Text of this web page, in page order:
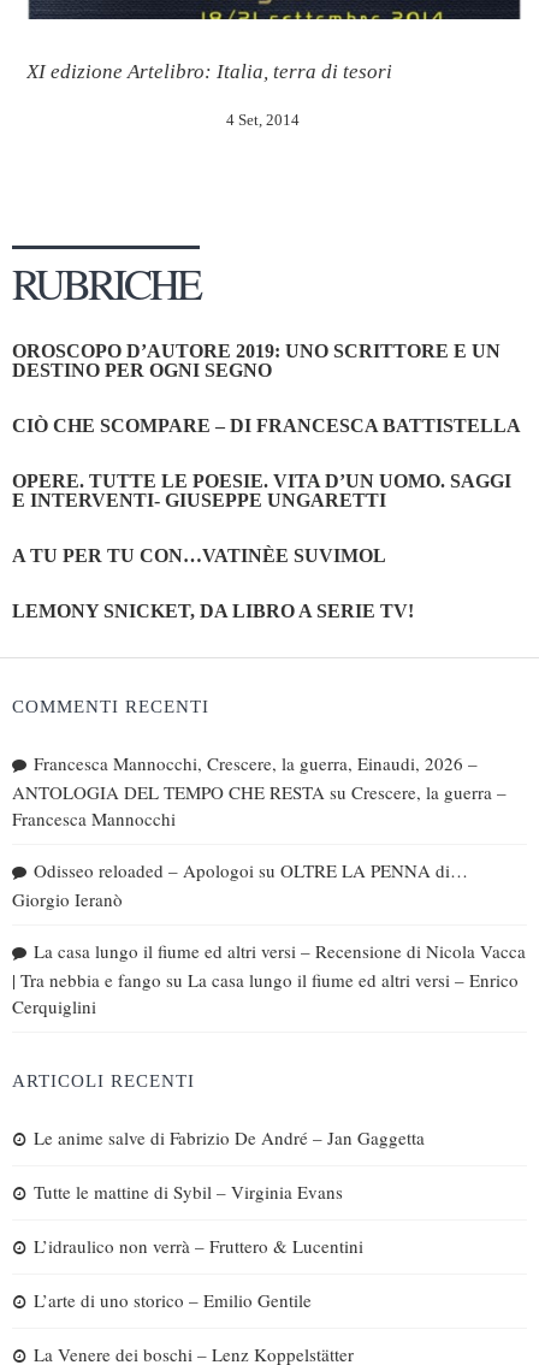
XI edizione Artelibro: Italia, terra di tesori
4 Set, 2014
RUBRICHE
OROSCOPO D’AUTORE 2019: UNO SCRITTORE E UN
DESTINO PER OGNI SEGNO
CIÒ CHE SCOMPARE – DI FRANCESCA BATTISTELLA
OPERE. TUTTE LE POESIE. VITA D’UN UOMO. SAGGI
E INTERVENTI- GIUSEPPE UNGARETTI
A TU PER TU CON…VATINÈE SUVIMOL
LEMONY SNICKET, DA LIBRO A SERIE TV!
COMMENTI RECENTI
Francesca Mannocchi, Crescere, la guerra, Einaudi, 2026 –
ANTOLOGIA DEL TEMPO CHE RESTA su Crescere, la guerra –
Francesca Mannocchi
Odisseo reloaded – Apologoi su OLTRE LA PENNA di…
Giorgio Ieranò
La casa lungo il fiume ed altri versi – Recensione di Nicola Vacca
| Tra nebbia e fango su La casa lungo il fiume ed altri versi – Enrico
Cerquiglini
ARTICOLI RECENTI
Le anime salve di Fabrizio De André – Jan Gaggetta
Tutte le mattine di Sybil – Virginia Evans
L’idraulico non verrà – Fruttero & Lucentini
L’arte di uno storico – Emilio Gentile
La Venere dei boschi – Lenz Koppelstätter